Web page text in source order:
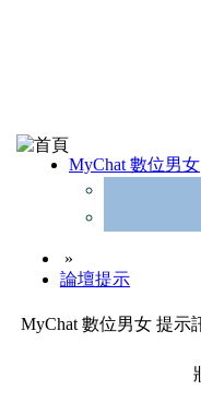
MyChat 數位男女
»
論壇提示
MyChat 數位男女 提示